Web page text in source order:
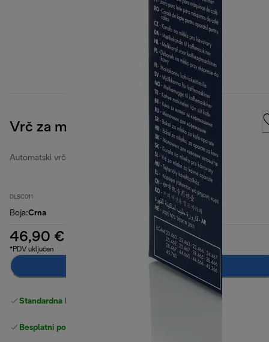
Vrč za mlijeko
Automatski vrčevi za mlijeko
DLSC011
Boja:Crna
46,90 €
*PDV uključen
Dodaj u košaricu
Standardna besplatna
Besplatni povrati